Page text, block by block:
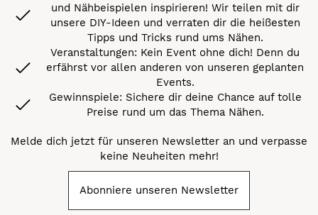
und Nähbeispielen inspirieren! Wir teilen mit dir
unsere DIY-Ideen und verraten dir die heißesten
Tipps und Tricks rund ums Nähen.
Veranstaltungen: Kein Event ohne dich! Denn du
erfährst vor allen anderen von unseren geplanten
Events.
Gewinnspiele: Sichere dir deine Chance auf tolle
Preise rund um das Thema Nähen.
Melde dich jetzt für unseren Newsletter an und verpasse
keine Neuheiten mehr!
Abonniere unseren Newsletter